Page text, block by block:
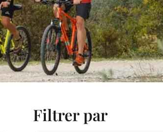
Filtrer par